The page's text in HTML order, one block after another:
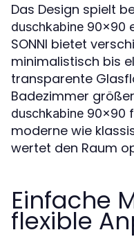
Das Design spielt
duschkabine 90x90
SONNI bietet
minimalistisch bis
transparente
Badezimmer
duschkabine 90x90
moderne wie
wertet den Raum
Einfache
flexible